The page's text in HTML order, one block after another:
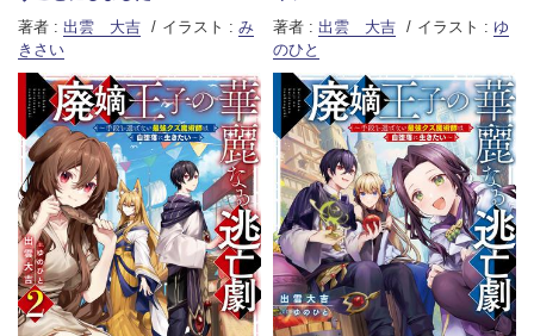
著者 : 出雲 大吉 イラスト : み
きさい
著者 : 出雲 大吉 イラスト : ゆ
のひと